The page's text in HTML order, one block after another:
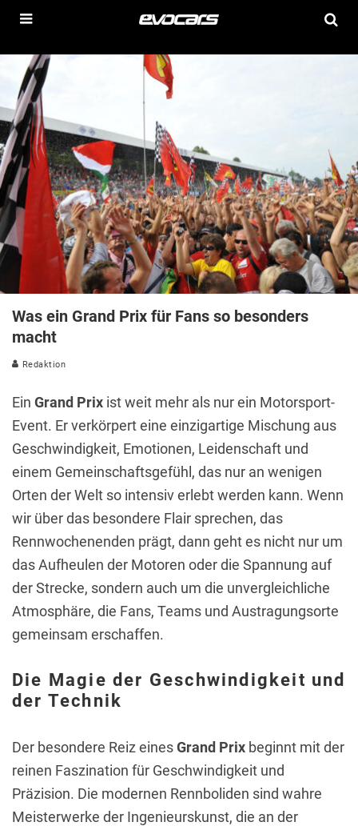
Was ein Grand Prix für Fans so besonders
macht
Redaktion
Ein Grand Prix ist weit mehr als nur ein Motorsport-
Event. Er verkörpert eine einzigartige Mischung aus
Geschwindigkeit, Emotionen, Leidenschaft und
einem Gemeinschaftsgefühl, das nur an wenigen
Orten der Welt so intensiv erlebt werden kann. Wenn
wir über das besondere Flair sprechen, das
Rennwochenenden prägt, dann geht es nicht nur um
das Aufheulen der Motoren oder die Spannung auf
der Strecke, sondern auch um die unvergleichliche
Atmosphäre, die Fans, Teams und Austragungsorte
gemeinsam erschaffen.
Die Magie der Geschwindigkeit und
der Technik
Der besondere Reiz einesGrand Prix beginnt mit der
reinen Faszination für Geschwindigkeit und
Präzision. Die modernen Rennboliden sind wahre
Meisterwerke der Ingenieurskunst, die an der